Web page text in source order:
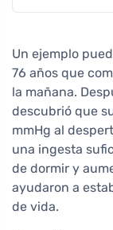
Un ejemplo
76 años que
la mañana.
descubrió que
mmHg al
una ingesta
de dormir y
ayudaron a
de vida.